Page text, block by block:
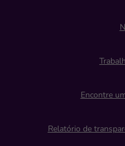
Encontre
Relatório de